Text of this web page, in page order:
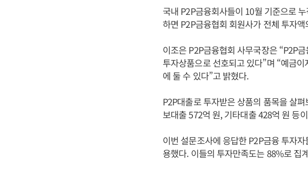
국내 P2P금융회사들이 10월 기준으로
하면 P2P금융협회 회원사가 전체 투자
이조은 P2P금융협회 사무국장은 “P2P
투자상품으로 선호되고 있다”며 “예금
에 둘 수 있다”고 밝혔다.
P2P대출로 투자받은 상품의 품목을 살
보대출 572억 원, 기타대출 428억 원 등
이번 설문조사에 응답한 P2P금융 투자
용했다. 이들의 투자만족도는 88%로 집